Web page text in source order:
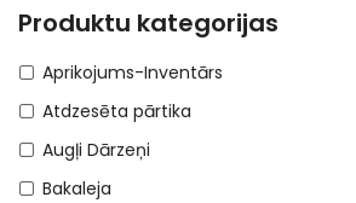
Produktu kategorijas
Aprikojums-Inventārs
Atdzesēta pārtika
Augļi Dārzeņi
Bakaleja